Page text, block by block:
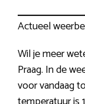
Actueel
Wil je meer
Praag. In de
voor vandaag